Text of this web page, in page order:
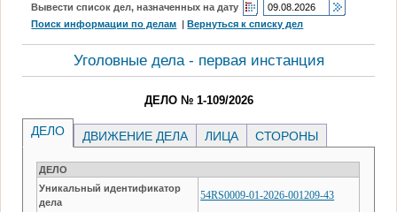
Вывести список дел, назначенных на дату
Поиск информации по делам |Вернуться к списку дел
Уголовные дела - первая инстанция
ДЕЛО № 1-109/2026
ДЕЛО ДВИЖЕНИЕ ДЕЛА ЛИЦА СТОРОНЫ
ДЕЛО
Уникальный идентификатор
дела
54RS0009-01-2026-001209-43